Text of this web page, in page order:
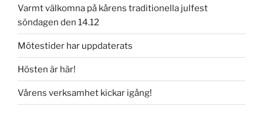
Varmt välkomna på kårens traditionella julfest
söndagen den 14.12
Mötestider har uppdaterats
Hösten är här!
Vårens verksamhet kickar igång!